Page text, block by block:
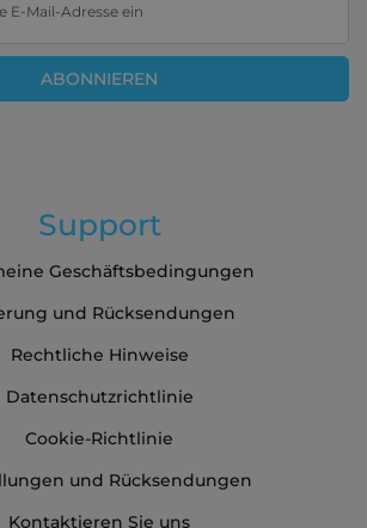
ABONNIEREN
Support
Geschäftsbedingungen
und Rücksendungen
Rechtliche Hinweise
Datenschutzrichtlinie
Cookie-Richtlinie
und Rücksendungen
Kontaktieren Sie uns